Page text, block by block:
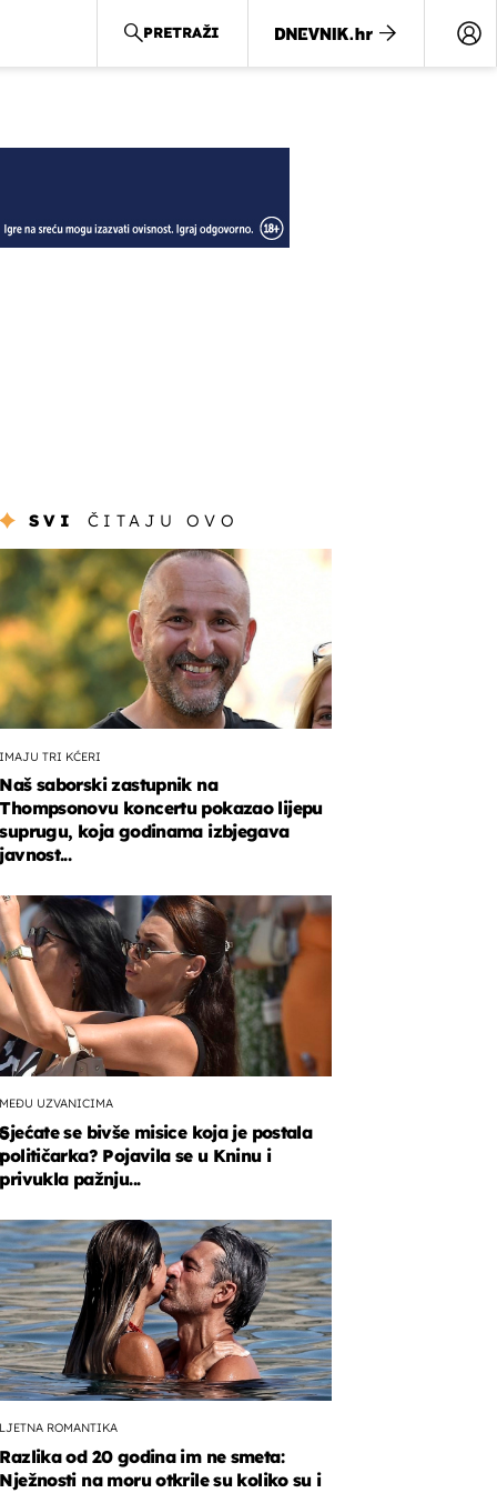
PRETRAŽI
SVI ČITAJU OVO
IMAJU TRI KĆERI
Naš saborski zastupnik na
Thompsonovu koncertu pokazao lijepu
suprugu, koja godinama izbjegava
javnost...
MEĐU UZVANICIMA
Sjećate se bivše misice koja je postala
političarka? Pojavila se u Kninu i
privukla pažnju...
LJETNA ROMANTIKA
Razlika od 20 godina im ne smeta:
Nježnosti na moru otkrile su koliko su i